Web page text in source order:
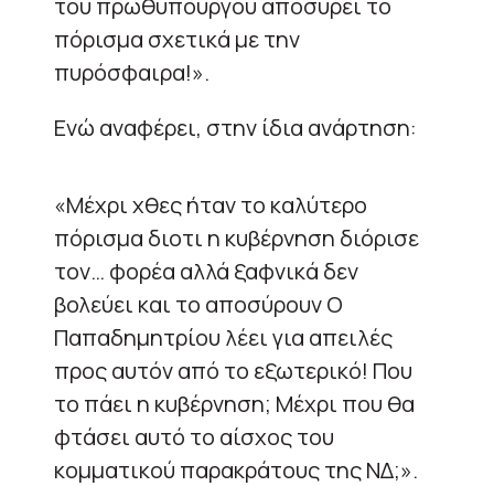
του πρωθυπουργού αποσύρει το
πόρισμα σχετικά με την
πυρόσφαιρα!».
Ενώ αναφέρει, στην ίδια ανάρτηση:
«Μέχρι χθες ήταν το καλύτερο
πόρισμα διοτι η κυβέρνηση διόρισε
τον… φορέα αλλά ξαφνικά δεν
βολεύει και το αποσύρουν Ο
Παπαδημητρίου λέει για απειλές
προς αυτόν από το εξωτερικό! Που
το πάει η κυβέρνηση; Μέχρι που θα
φτάσει αυτό το αίσχος του
κομματικού παρακράτους της ΝΔ;».